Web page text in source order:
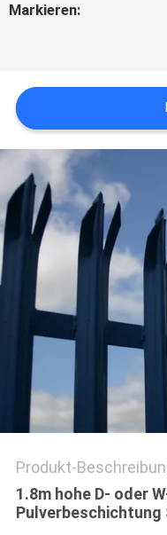
FORDERN
SIE
EIN
ZITAT
SITEMAP
PRIVACY
POLICY
Markieren:
Produkt-
1.8m hohe D- oder
Pulverbeschichtung